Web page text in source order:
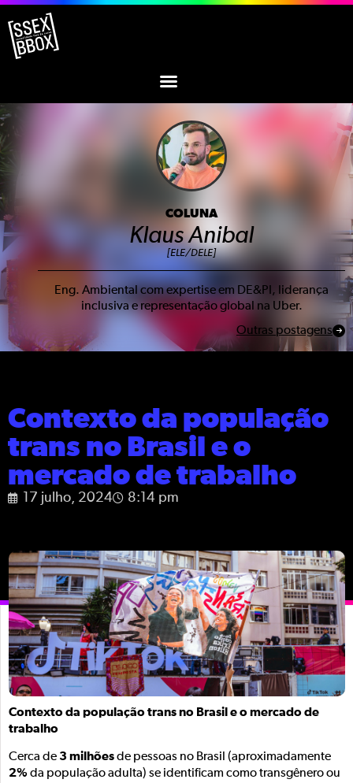
COLUNA
Klaus Anibal
[ELE/DELE]
Eng. Ambiental com expertise em DE&PI, liderança
inclusiva e representação global na Uber.
Outras postagens
Contexto da população
trans no Brasil e o
mercado de trabalho
17 julho, 2024 8:14 pm
Contexto da população trans no Brasil e o mercado de
trabalho
Cerca de 3 milhõesde pessoas no Brasil (aproximadamente
2%da população adulta) se identificam como transgênero ou